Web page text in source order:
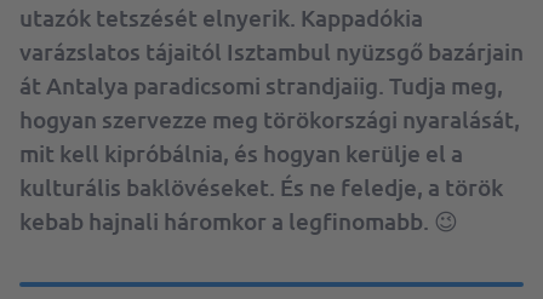
utazók tetszését elnyerik. Kappadókia
varázslatos tájaitól Isztambul nyüzsgő bazárjain
át Antalya paradicsomi strandjaiig. Tudja meg,
hogyan szervezze meg törökországi nyaralását,
mit kell kipróbálnia, és hogyan kerülje el a
kulturális baklövéseket. És ne feledje, a török
kebab hajnali háromkor a legfinomabb. 😉